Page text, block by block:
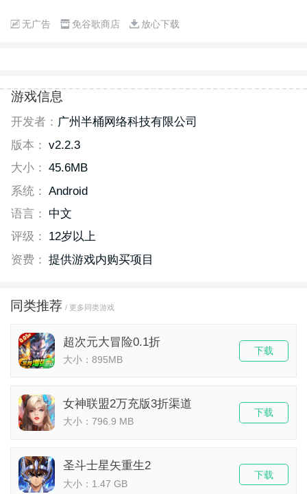
无广告 免谷歌商店 放心下载
游戏信息
开发者： 广州半桶网络科技有限公司
版本： v2.2.3
大小： 45.6MB
系统： Android
语言：
中文
评级：
12岁以上
资费： 提供游戏内购买项目
同类推荐 / 更多同类游戏
超次元大冒险0.1折
大小：895MB
下载
女神联盟2万充版3折渠道
大小：796.9 MB
下载
圣斗士星矢重生2
大小：1.47 GB
下载